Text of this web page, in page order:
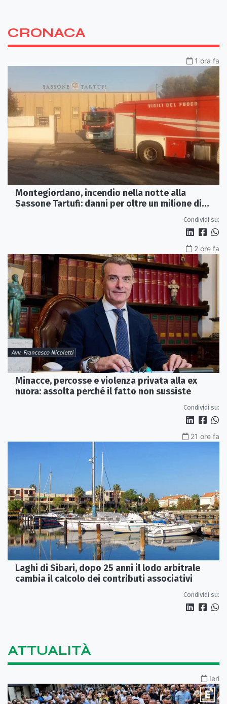
CRONACA
1 ora fa
Montegiordano, incendio nella notte alla
Sassone Tartufi: danni per oltre un milione di
Condividi su:
2 ore fa
Minacce, percosse e violenza privata alla ex
nuora: assolta perché il fatto non sussiste
Condividi su:
21 ore fa
Laghi di Sibari, dopo 25 anni il lodo arbitrale
cambia il calcolo dei contributi associativi
Condividi su:
ATTUALITÀ
Ieri